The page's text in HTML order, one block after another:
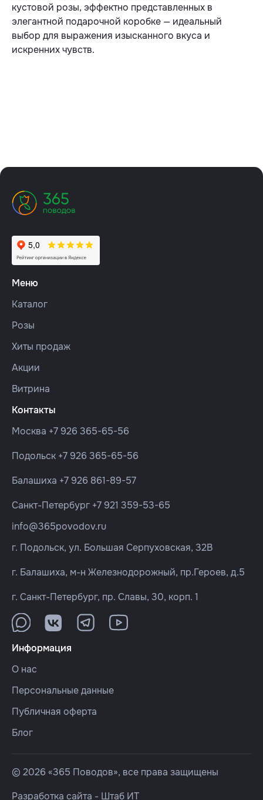
кустовой розы, эффектно представленных в
элегантной подарочной коробке — идеальный
выбор для выражения изысканного вкуса и
искренних чувств.
Меню
Каталог
Розы
Хиты продаж
Акции
Витрина
Контакты
Москва +7 926 365-65-56
Подольск +7 926 365-65-56
Балашиха +7 926 861-89-57
Санкт-Петербург +7 921 359-53-65
info@365povodov.ru
г. Подольск, ул. Большая Серпуховская, 32В
г. Балашиха, м-н Железнодорожный, пр.Героев, д.5
г. Санкт-Петербург, пр. Славы, 30, корп. 1
Информация
О нас
Персональные данные
Публичная оферта
Блог
© 2026 «365 Поводов», все права защищены
Разработка сайта - Штаб ИТ